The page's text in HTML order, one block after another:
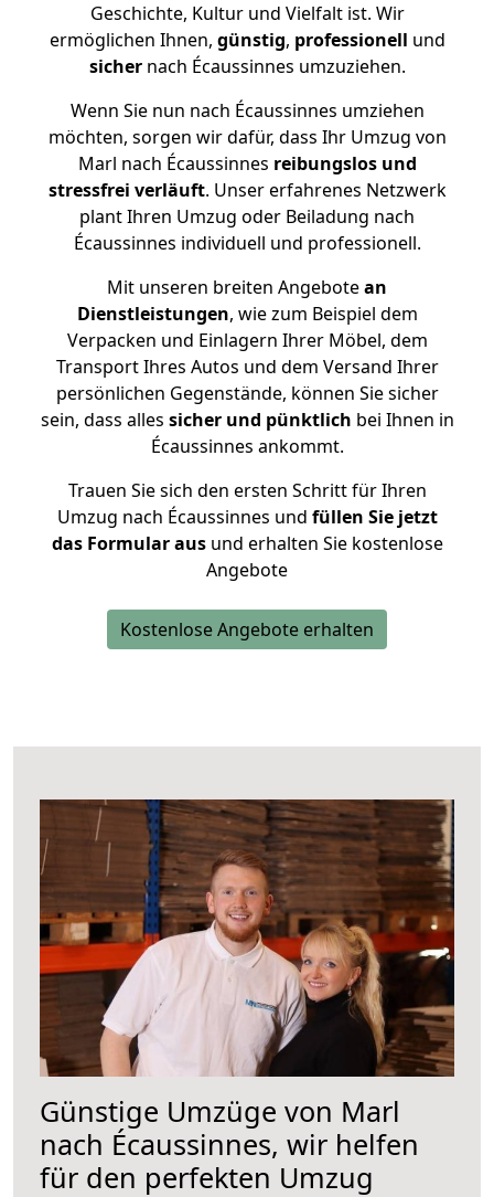
Geschichte, Kultur und Vielfalt ist. Wir
ermöglichen Ihnen, günstig, professionell und
sichernach Écaussinnes umzuziehen.
Wenn Sie nun nach Écaussinnes umziehen
möchten, sorgen wir dafür, dass Ihr Umzug von
Marl nach Écaussinnes reibungslos und
stressfrei verläuft. Unser erfahrenes Netzwerk
plant Ihren Umzug oder Beiladung nach
Écaussinnes individuell und professionell.
Mit unseren breiten Angebotean
Dienstleistungen, wie zum Beispiel dem
Verpacken und Einlagern Ihrer Möbel, dem
Transport Ihres Autos und dem Versand Ihrer
persönlichen Gegenstände, können Sie sicher
sein, dass alles sicher und pünktlich bei Ihnen in
Écaussinnes ankommt.
Trauen Sie sich den ersten Schritt für Ihren
Umzug nach Écaussinnes und füllen Sie jetzt
das Formular ausund erhalten Sie kostenlose
Angebote
Kostenlose Angebote erhalten
Günstige Umzüge von Marl
nach Écaussinnes, wir helfen
für den perfekten Umzug